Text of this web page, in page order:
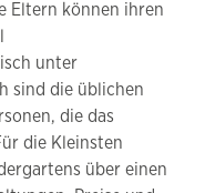
Eltern können ihren
unter
sind die üblichen
die das
die Kleinsten
über einen